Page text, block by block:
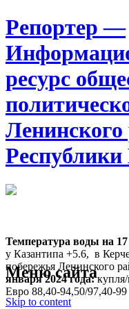
Репортер —
ресурс
Ленинского
Температура воды на
у Казантипа +5.6, в
побережья Ленинского
января 2024 года:купля/
Евро 88,40-94,50/97,40-99
Меню сайта
Skip to content